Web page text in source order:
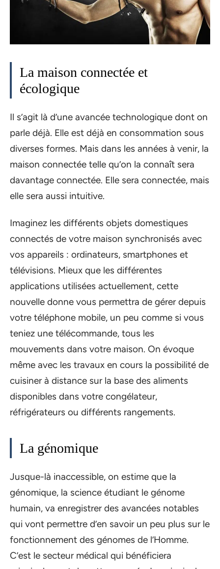
La maison connectée et
écologique
Il s’agit là d’une avancée technologique dont on
parle déjà. Elle est déjà en consommation sous
diverses formes. Mais dans les années à venir, la
maison connectée telle qu’on la connaît sera
davantage connectée. Elle sera connectée, mais
elle sera aussi intuitive.
Imaginez les différents objets domestiques
connectés de votre maison synchronisés avec
vos appareils : ordinateurs, smartphones et
télévisions. Mieux que les différentes
applications utilisées actuellement, cette
nouvelle donne vous permettra de gérer depuis
votre téléphone mobile, un peu comme si vous
teniez une télécommande, tous les
mouvements dans votre maison. On évoque
même avec les travaux en cours la possibilité de
cuisiner à distance sur la base des aliments
disponibles dans votre congélateur,
réfrigérateurs ou différents rangements.
La génomique
Jusque-là inaccessible, on estime que la
génomique, la science étudiant le génome
humain, va enregistrer des avancées notables
qui vont permettre d’en savoir un peu plus sur le
fonctionnement des génomes de l’Homme.
C’est le secteur médical qui bénéficiera